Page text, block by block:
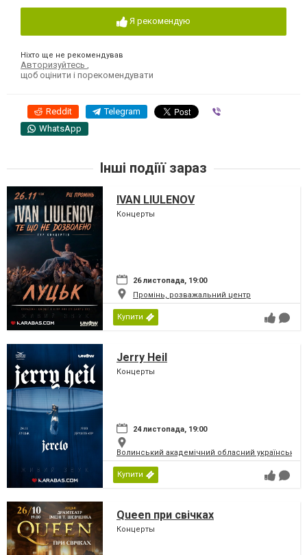
Я рекомендую
Ніхто ще не рекомендував
Авторизуйтесь
щоб оцінити і порекомендувати
Reddit Telegram
WhatsApp
Інші подіїї зараз
IVAN LIULENOV
Концерты
26 листопада, 19:00
Промінь, розважальний центр
Купити
Jerry Heil
Концерты
24 листопада, 19:00
Волинський академічний обласний
Купити
Queen при свічках
Концерты